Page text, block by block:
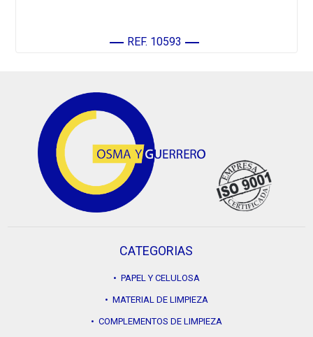
REF. 10593
CATEGORIAS
• PAPEL Y CELULOSA
• MATERIAL DE LIMPIEZA
• COMPLEMENTOS DE LIMPIEZA